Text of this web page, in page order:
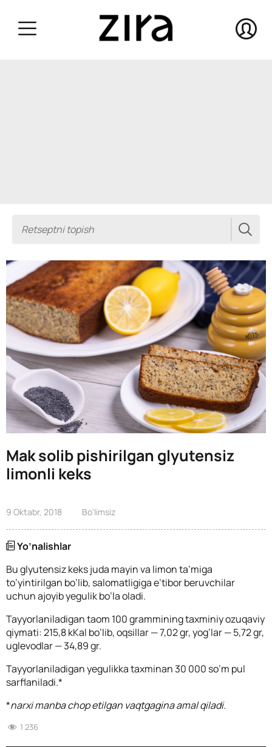
Mak solib pishirilgan glyutensiz
limonli keks
9 Oktabr, 2018 Bo'limsiz
Yo’nalishlar
Bu glyutensiz keks juda mayin va limon ta’miga
to’yintirilgan bo’lib, salomatligiga e’tibor beruvchilar
uchun ajoyib yegulik bo’la oladi.
Tayyorlaniladigan taom 100 grammining taxminiy ozuqaviy
qiymati: 215,8 kKal bo’lib, oqsillar — 7,02 gr, yog’lar — 5,72 gr,
uglevodlar — 34,89 gr.
Tayyorlaniladigan yegulikka taxminan 30 000 so’m pul
sarflaniladi.*
*narxi manba chop etilgan vaqtgagina amal qiladi.
1 236